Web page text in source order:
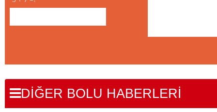
DİĞER BOLU HABERLERİ